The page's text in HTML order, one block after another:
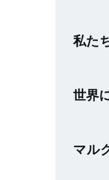
私た
世界
マル